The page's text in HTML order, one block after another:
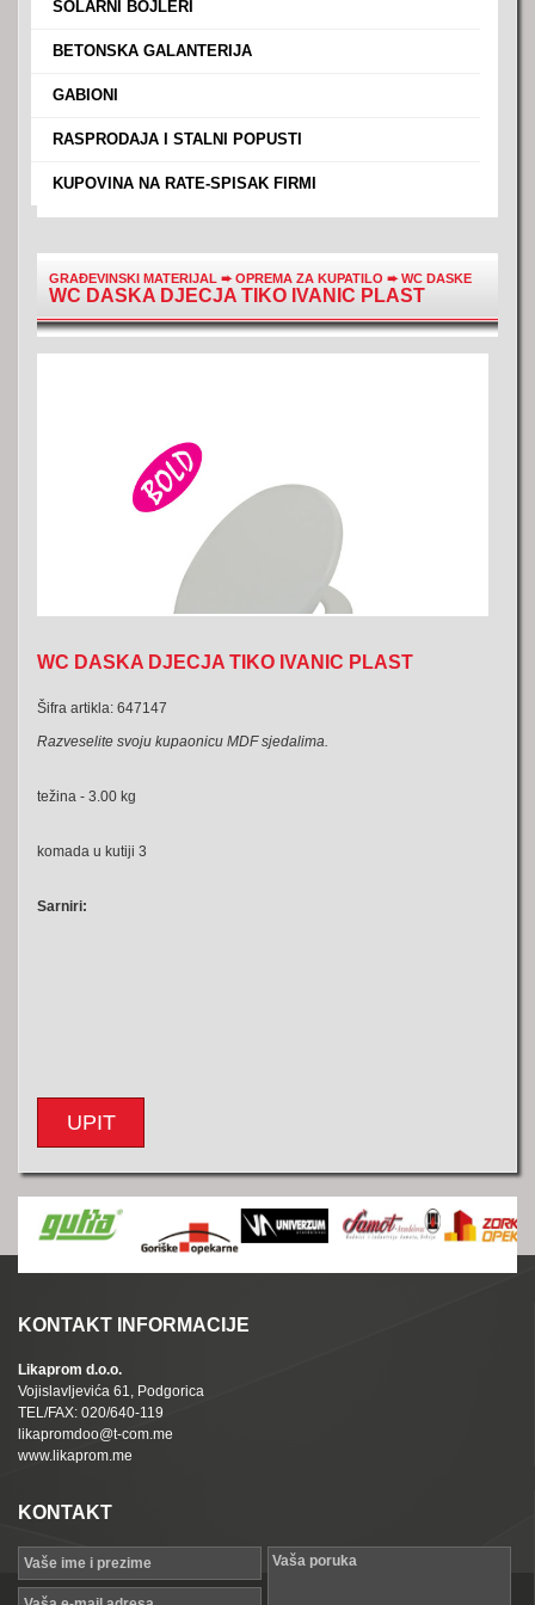
SOLARNI BOJLERI
BETONSKA GALANTERIJA
GABIONI
RASPRODAJA I STALNI POPUSTI
KUPOVINA NA RATE-SPISAK FIRMI
GRAĐEVINSKI MATERIJAL ➨OPREMA ZA KUPATILO ➨WC DASKE
WC DASKA DJECJA TIKO IVANIC PLAST
WC DASKA DJECJA TIKO IVANIC PLAST
Šifra artikla: 647147
Razveselite svoju kupaonicu MDF sjedalima.
težina - 3.00 kg
komada u kutiji 3
Sarniri:
UPIT
KONTAKT INFORMACIJE
Likaprom d.o.o.
Vojislavljevića 61, Podgorica
TEL/FAX: 020/640-119
likapromdoo@t-com.me
www.likaprom.me
KONTAKT